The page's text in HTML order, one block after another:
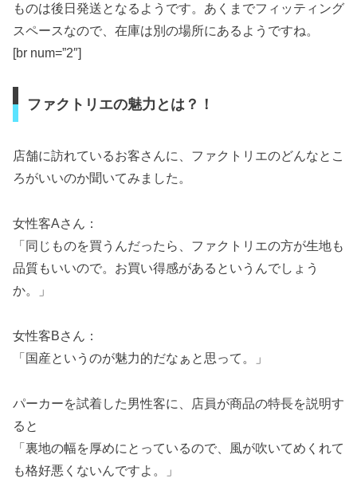
ものは後日発送となるようです。あくまでフィッティング
スペースなので、在庫は別の場所にあるようですね。
[br num=”2″]
ファクトリエの魅力とは？！
店舗に訪れているお客さんに、ファクトリエのどんなとこ
ろがいいのか聞いてみました。
女性客Aさん：
「同じものを買うんだったら、ファクトリエの方が生地も
品質もいいので。お買い得感があるというんでしょう
か。」
女性客Bさん：
「国産というのが魅力的だなぁと思って。」
パーカーを試着した男性客に、店員が商品の特長を説明す
ると
「裏地の幅を厚めにとっているので、風が吹いてめくれて
も格好悪くないんですよ。」